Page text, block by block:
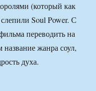
(который как
слепили Soul Power. С
переводить на
название жанра соул,
духа.